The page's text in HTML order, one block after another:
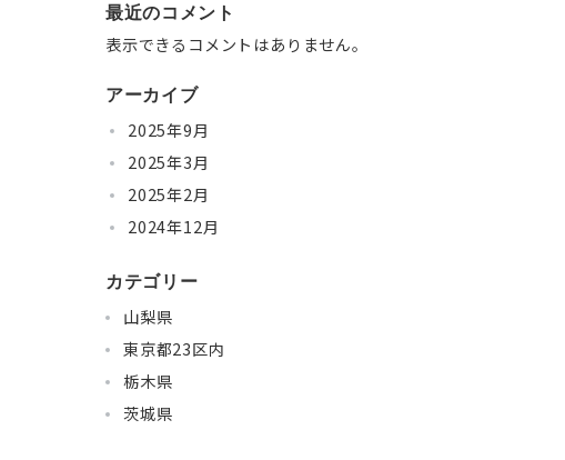
最近のコメント
表示できるコメントはありません。
アーカイブ
2025年9月
2025年3月
2025年2月
2024年12月
カテゴリー
山梨県
東京都23区内
栃木県
茨城県